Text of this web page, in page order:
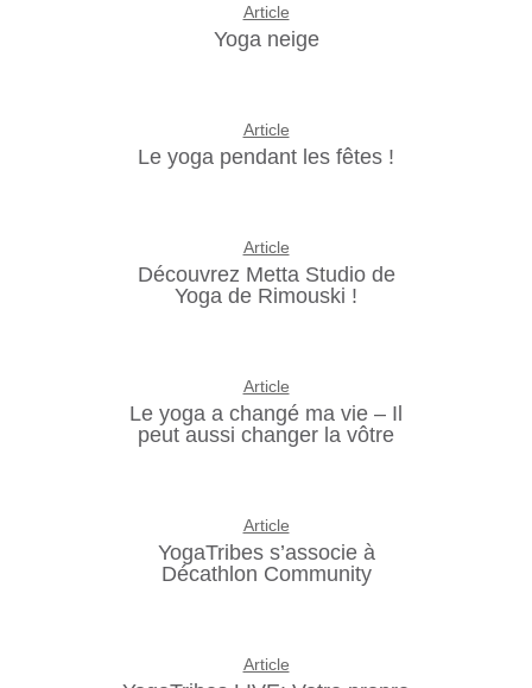
Article
Yoga neige
Article
Le yoga pendant les fêtes !
Article
Découvrez Metta Studio de
Yoga de Rimouski !
Article
Le yoga a changé ma vie – Il
peut aussi changer la vôtre
Article
YogaTribes s’associe à
Décathlon Community
Article